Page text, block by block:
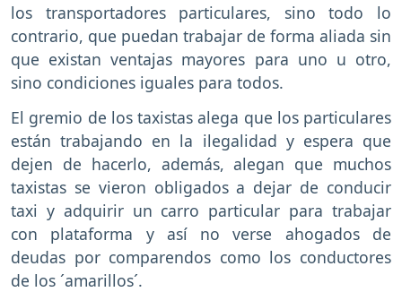
los transportadores particulares, sino todo lo
contrario, que puedan trabajar de forma aliada sin
que existan ventajas mayores para uno u otro,
sino condiciones iguales para todos.
El gremio de los taxistas alega que los particulares
están trabajando en la ilegalidad y espera que
dejen de hacerlo, además, alegan que muchos
taxistas se vieron obligados a dejar de conducir
taxi y adquirir un carro particular para trabajar
con plataforma y así no verse ahogados de
deudas por comparendos como los conductores
de los ´amarillos´.